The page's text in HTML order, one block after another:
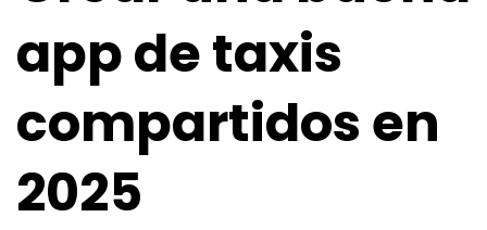
Contacto
Blog
app de taxis
compartidos en
2025